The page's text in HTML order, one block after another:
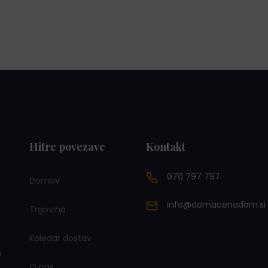
Hitre povezave
Domov
Trgovina
Koledar dostav
Kontakt
070 797 797
info@domacenadom.si